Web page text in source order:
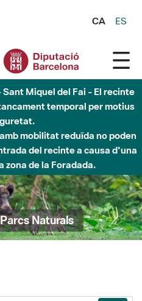
CA ES
Miquel del Fai - El recinte
temporal per motius
mobilitat reduïda no poden
del recinte a causa d'una
zona de la Foradada.
Naturals